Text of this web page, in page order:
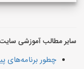
سایر مطالب آموزشی
چطور برنامه‌های